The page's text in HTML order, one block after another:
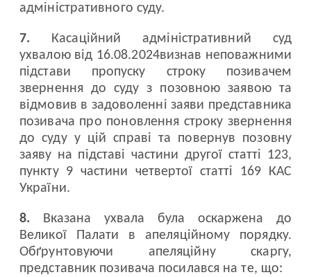
адміністративного суду.
7. Касаційний адміністративний суд
ухвалою від 16.08.2024визнав неповажними
підстави пропуску строку позивачем
звернення до суду з позовною заявою та
відмовив в задоволенні заяви представника
позивача про поновлення строку звернення
до суду у цій справі та повернув позовну
заяву на підставі частини другої статті 123,
пункту 9 частини четвертої статті 169 КАС
України.
8. Вказана ухвала була оскаржена до
Великої Палати в апеляційному порядку.
Обґрунтовуючи апеляційну скаргу,
представник позивача посилався на те, що: